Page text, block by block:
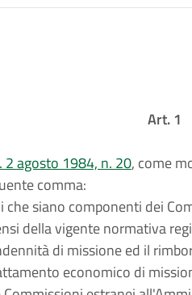
Art. 1
2 agosto 1984, n. 20, come
comma:
che siano componenti dei
della vigente normativa
di missione ed il
economico di